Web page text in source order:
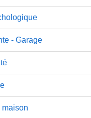
- Garage
maison